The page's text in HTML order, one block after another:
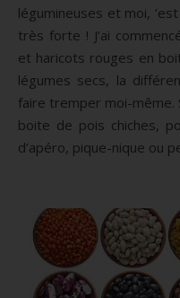
légumineuses et moi,
très forte ! J’ai
et haricots rouges en
légumes secs, la
faire tremper moi-même.
boite de pois chiches,
d’apéro, pique-nique ou